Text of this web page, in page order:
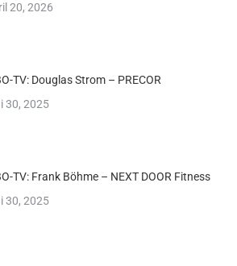
20, 2026
TV: Douglas Strom – PRECOR
30, 2025
TV: Frank Böhme – NEXT DOOR Fitness
30, 2025